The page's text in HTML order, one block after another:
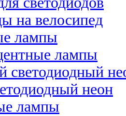
на велосипед
лампы
лампы
светодиодный
неон
лампы